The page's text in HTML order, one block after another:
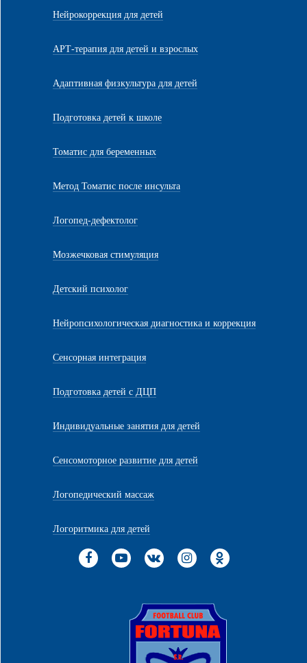
Нейрокоррекция для детей
АРТ-терапия для детей и взрослых
Адаптивная физкультура для детей
Подготовка детей к школе
Томатис для беременных
Метод Томатис после инсульта
Логопед-дефектолог
Мозжечковая стимуляция
Детский психолог
Нейропсихологическая диагностика и коррекция
Сенсорная интеграция
Подготовка детей с ДЦП
Индивидуальные занятия для детей
Сенсомоторное развитие для детей
Логопедический массаж
Логоритмика для детей